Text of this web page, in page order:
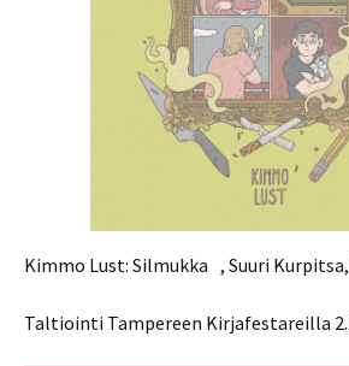
Kimmo Lust: Silmukka , Suuri Kurpitsa,
Taltiointi Tampereen Kirjafestareilla